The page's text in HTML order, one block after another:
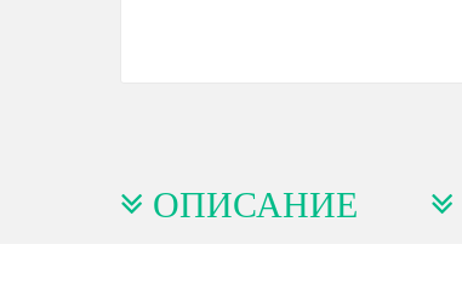
ОПИСАНИЕ